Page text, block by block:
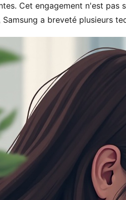
Cet engagement n'est pas
Samsung a breveté plusieurs